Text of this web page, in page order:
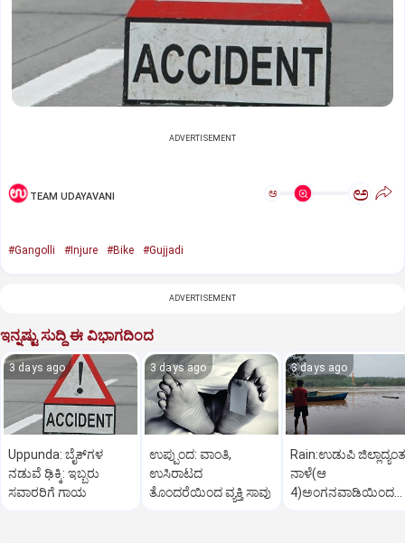
ADVERTISEMENT
TEAM UDAYAVANI ಅ ಅ
#Gangolli #Injure #Bike #Gujjadi
ADVERTISEMENT
ಇನ್ನಷ್ಟು ಸುದ್ದಿ ಈ ವಿಭಾಗದಿಂದ
3 days ago
Uppunda: ಬೈಕ್‌ಗಳ
ನಡುವೆ ಢಿಕ್ಕಿ: ಇಬ್ಬರು
ಸವಾರರಿಗೆ ಗಾಯ
3 days ago
ಉಪ್ಪುಂದ: ವಾಂತಿ,
ಉಸಿರಾಟದ
ತೊಂದರೆಯಿಂದ ವ್ಯಕ್ತಿ ಸಾವು
3 days ago
Rain:ಉಡುಪಿ ಜಿಲ್ಲಾದ್ಯಂತ
ನಾಳೆ(ಆ
4)ಅಂಗನವಾಡಿಯಿಂದ